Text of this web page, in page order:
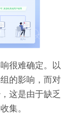
很难确定。以
的影响，而对
这是由于缺乏
集。